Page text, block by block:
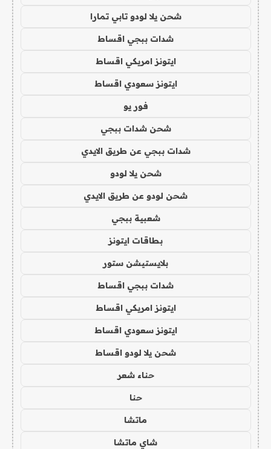
شحن يلا لودو تابي تمارا
شدات ببجي اقساط
ايتونز امريكي اقساط
ايتونز سعودي اقساط
فور يو
شحن شدات ببجي
شدات ببجي عن طريق الايدي
شحن يلا لودو
شحن لودو عن طريق الايدي
شعبية ببجي
بطاقات ايتونز
بلايستيشن ستور
شدات ببجي اقساط
ايتونز امريكي اقساط
ايتونز سعودي اقساط
شحن يلا لودو اقساط
حناء شعر
حنا
ماتشا
شاي ماتشا